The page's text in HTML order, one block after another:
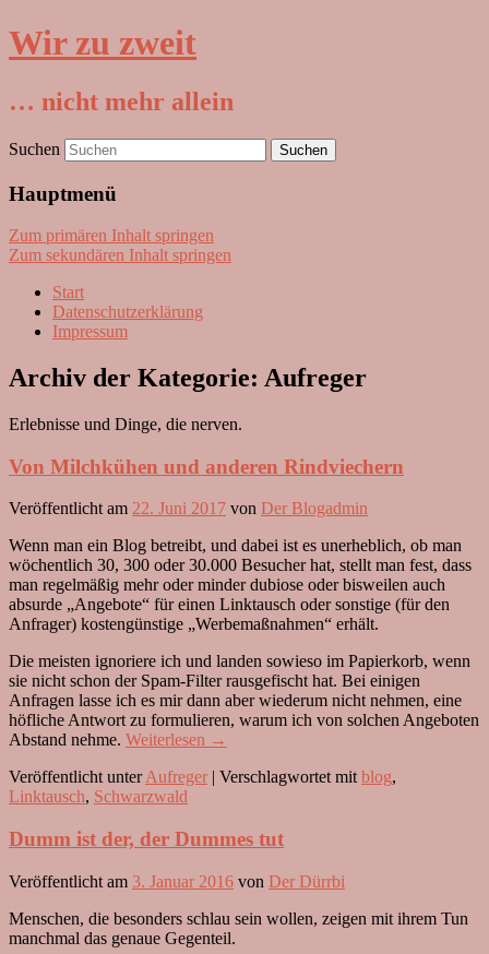
Wir zu zweit
… nicht mehr allein
Suchen
Hauptmenü
Zum primären Inhalt springen
Zum sekundären Inhalt springen
Start
Datenschutzerklärung
Impressum
Archiv der Kategorie: Aufreger
Erlebnisse und Dinge, die nerven.
Von Milchkühen und anderen Rindviechern
Veröffentlicht am 22. Juni 2017 von Der Blogadmin
Wenn man ein Blog betreibt, und dabei ist es unerheblich, ob man
wöchentlich 30, 300 oder 30.000 Besucher hat, stellt man fest, dass
man regelmäßig mehr oder minder dubiose oder bisweilen auch
absurde „Angebote“ für einen Linktausch oder sonstige (für den
Anfrager) kostengünstige „Werbemaßnahmen“ erhält.
Die meisten ignoriere ich und landen sowieso im Papierkorb, wenn
sie nicht schon der Spam-Filter rausgefischt hat. Bei einigen
Anfragen lasse ich es mir dann aber wiederum nicht nehmen, eine
höfliche Antwort zu formulieren, warum ich von solchen Angeboten
Abstand nehme. Weiterlesen →
Veröffentlicht unterAufreger Verschlagwortet mit blog,
Linktausch, Schwarzwald
Dumm ist der, der Dummes tut
Veröffentlicht am 3. Januar 2016 von Der Dürrbi
Menschen, die besonders schlau sein wollen, zeigen mit ihrem Tun
manchmal das genaue Gegenteil.